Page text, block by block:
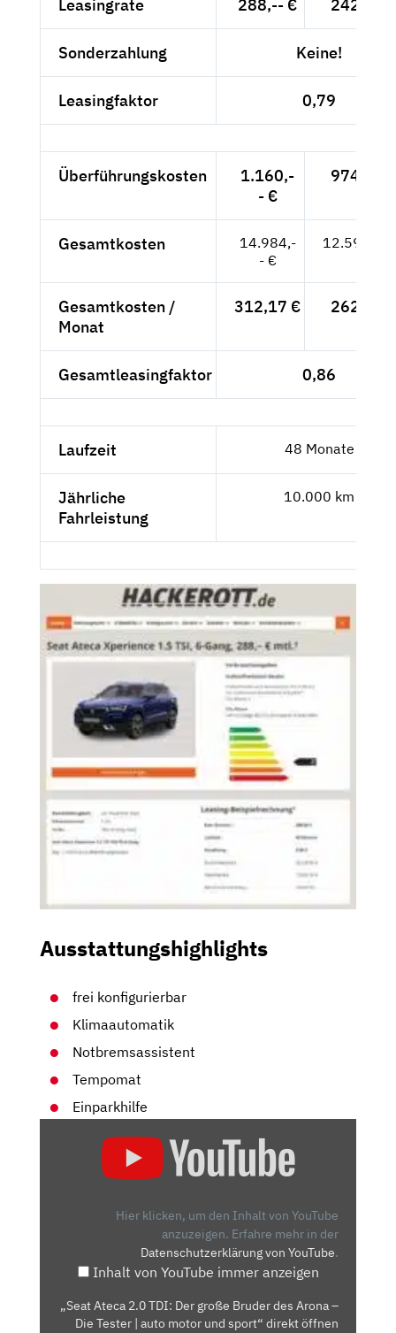
Leasingrate 288,-- € 242,02 €
Sonderzahlung Keine!
Leasingfaktor 0,79
Überführungskosten
1.160,-
- €
974,79 €
Gesamtkosten
14.984,-
- €
12.591,60
Gesamtkosten /
Monat
312,17 € 262,32 €
Gesamtleasingfaktor 0,86
Laufzeit 48 Monate
Jährliche
Fahrleistung
10.000 km
Ausstattungshighlights
frei konfigurierbar
Klimaautomatik
Notbremsassistent
Tempomat
Einparkhilfe
RONA –
Hier klicken, um den Inhalt von YouTube
anzuzeigen. Erfahre mehr in der
Datenschutzerklärung von YouTube.
Inhalt von YouTube immer anzeigen
„Seat Ateca 2.0 TDI: Der große Bruder des Arona –
Die Tester | auto motor und sport“ direkt öffnen